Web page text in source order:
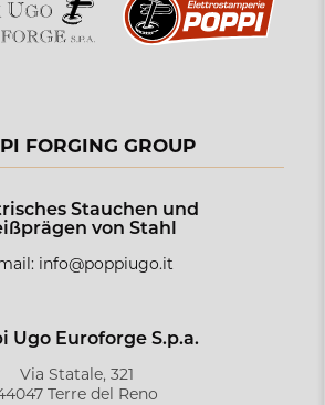
FORGING GROUP
Stauchen und
von Stahl
info@poppiugo.it
Ugo Euroforge S.p.a.
Via Statale, 321
Terre del Reno